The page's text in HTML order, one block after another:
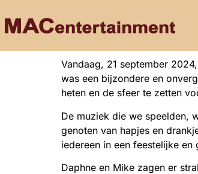
Vandaag, 21 september
was een bijzondere en
heten en de sfeer te zetten
De muziek die we speelden,
genoten van hapjes en
iedereen in een feestelijke
Daphne en Mike zagen er